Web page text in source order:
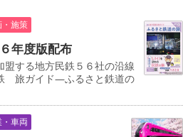
施策
年度版配布
する地方民鉄５６社の沿線
旅ガイド―ふるさと鉄道の
車両